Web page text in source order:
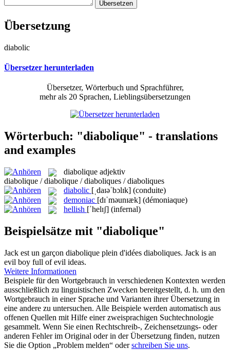
Übersetzung
diabolic
Übersetzer herunterladen
Übersetzer, Wörterbuch und Sprachführer,
mehr als 20 Sprachen, Lieblingsübersetzungen
Wörterbuch: "diabolique" - translations
and examples
diabolique adjektiv
diabolique / diabolique / diaboliques / diaboliques
diabolic [ˌdaɪəˈbɔlɪk] (conduite)
demoniac [dɪˈməunɪæk] (démoniaque)
hellish [ˈhelɪʃ] (infernal)
Beispielsätze mit "diabolique"
Jack est un garçon diabolique plein d'idées diaboliques. Jack is an
evil boy full of evil ideas.
Weitere Informationen
Beispiele für den Wortgebrauch in verschiedenen Kontexten werden
ausschließlich zu linguistischen Zwecken bereitgestellt, d. h. um den
Wortgebrauch in einer Sprache und Varianten ihrer Übersetzung in
eine andere zu untersuchen. Alle Beispiele werden automatisch aus
offenen Quellen mit Hilfe einer zweisprachigen Suchtechnologie
gesammelt. Wenn Sie einen Rechtschreib-, Zeichensetzungs- oder
anderen Fehler im Original oder in der Übersetzung finden, nutzen
Sie die Option „Problem melden“ oderschreiben Sie uns.